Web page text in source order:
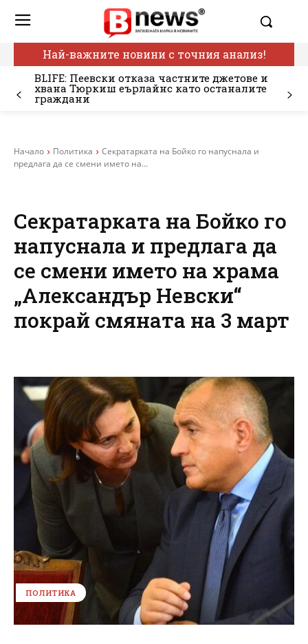
Най-важните новини с точния анализ!
BLIFE: Пеевски отказа частните джетове и
хвана Тюркиш еърлайнс като останалите
граждани
Начало Политика
Секратарката на Бойко го напуснала и
предлага да се смени името на...
Секратарката на Бойко го
напуснала и предлага да
се смени името на храма
„Александър Невски“
покрай смяната на 3 март
ПОЛИТИКА